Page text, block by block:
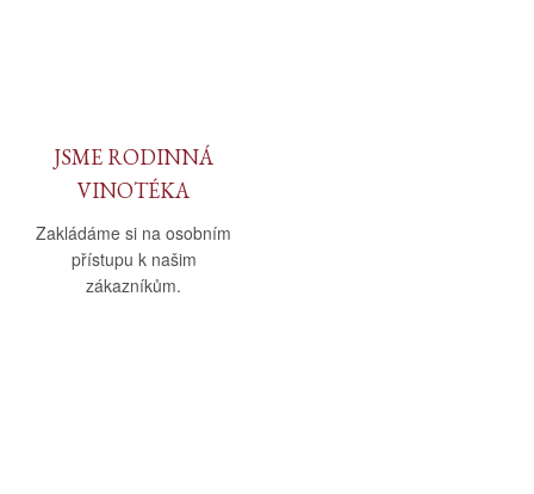
JSME RODINNÁ
VINOTÉKA
Zakládáme si na osobním
přístupu k našim
zákazníkům.